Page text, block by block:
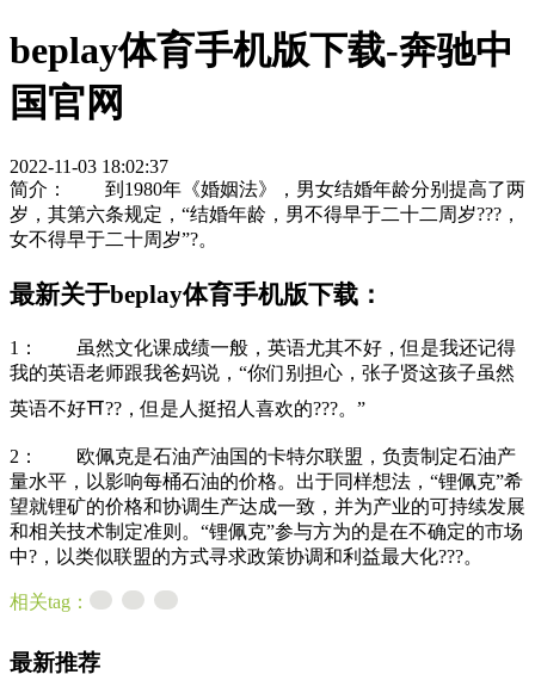
beplay体育手机版下载-奔驰中
国官网
2022-11-03 18:02:37
简介： 到1980年《婚姻法》，男女结婚年龄分别提高了两
岁，其第六条规定，“结婚年龄，男不得早于二十二周岁???，
女不得早于二十周岁”?。
最新关于beplay体育手机版下载：
1： 虽然文化课成绩一般，英语尤其不好，但是我还记得
我的英语老师跟我爸妈说，“你们别担心，张子贤这孩子虽然
英语不好⛩??，但是人挺招人喜欢的???。”
2： 欧佩克是石油产油国的卡特尔联盟，负责制定石油产
量水平，以影响每桶石油的价格。出于同样想法，“锂佩克”希
望就锂矿的价格和协调生产达成一致，并为产业的可持续发展
和相关技术制定准则。“锂佩克”参与方为的是在不确定的市场
中?，以类似联盟的方式寻求政策协调和利益最大化???。
相关tag：
最新推荐